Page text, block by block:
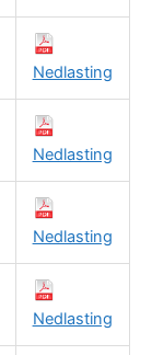
Nedlasting
Nedlasting
Nedlasting
Nedlasting